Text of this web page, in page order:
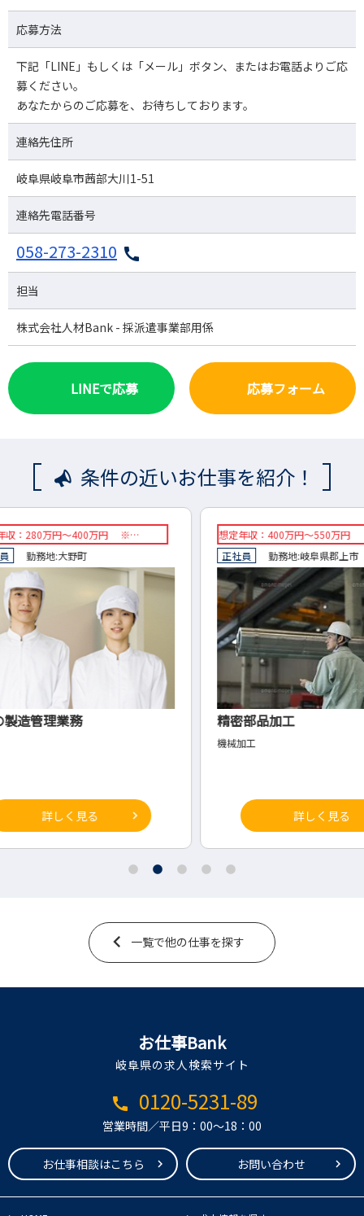
応募方法
下記「LINE」もしくは「メール」ボタン、またはお電話よりご応
募ください。
あなたからのご応募を、お待ちしております。
連絡先住所
岐阜県岐阜市茜部大川1-51
連絡先電話番号
058-273-2310
担当
株式会社人材Bank - 採派遣事業部用係
LINEで応募 応募フォーム
条件の近いお仕事を紹介！
想定年収：400万円～550万円
正社員
精密部品加工
◇時給
◇派遣
一覧で他の仕事を探す
お仕事Bank
岐阜県の求人検索サイト
call 0120-5231-89
営業時間／平日9：00～18：00
お仕事相談はこちら お問い合わせ